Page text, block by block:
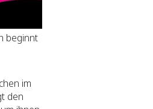
beginnt
im
den